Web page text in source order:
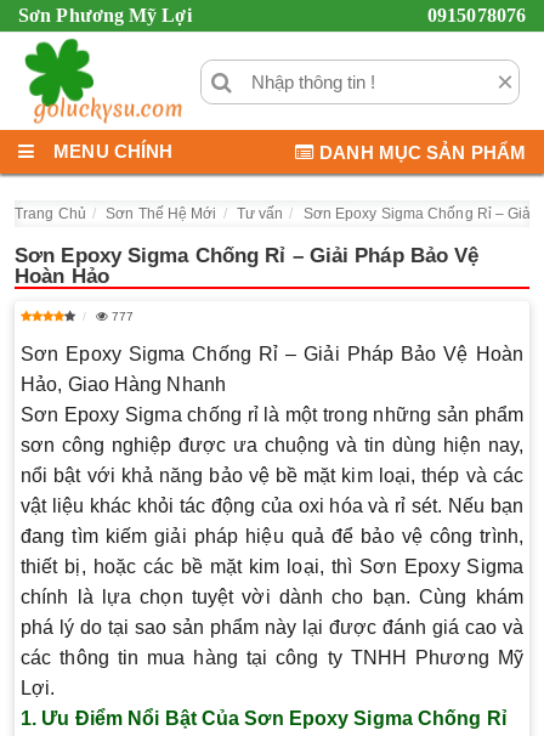
Sơn Phương Mỹ Lợi 0915078076
×
MENU CHÍNH DANH MỤC SẢN PHẨM
Trang Chủ Sơn Thế Hệ Mới Tư vấn Sơn Epoxy Sigma Chống Rỉ – Giải
Sơn Epoxy Sigma Chống Rỉ – Giải Pháp Bảo Vệ
Hoàn Hảo
777
C
h
a
t
G
P
T
s
a
i
d
:
Sơn Epoxy Sigma Chống Rỉ – Giải Pháp Bảo Vệ Hoàn
Hảo, Giao Hàng Nhanh
Sơn Epoxy Sigma chống rỉ là một trong những sản phẩm
sơn công nghiệp được ưa chuộng và tin dùng hiện nay,
nổi bật với khả năng bảo vệ bề mặt kim loại, thép và các
vật liệu khác khỏi tác động của oxi hóa và rỉ sét. Nếu bạn
đang tìm kiếm giải pháp hiệu quả để bảo vệ công trình,
thiết bị, hoặc các bề mặt kim loại, thì Sơn Epoxy Sigma
chính là lựa chọn tuyệt vời dành cho bạn. Cùng khám
phá lý do tại sao sản phẩm này lại được đánh giá cao và
các thông tin mua hàng tại công ty TNHH Phương Mỹ
Lợi.
1. Ưu Điểm Nổi Bật Của Sơn Epoxy Sigma Chống Rỉ